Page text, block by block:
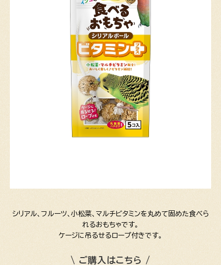
シリアル、フルーツ、小松菜、マルチビタミンを丸めて固めた食べら
れるおもちゃです。
ケージに吊るせるロープ付きです。
\ ご購入はこちら /